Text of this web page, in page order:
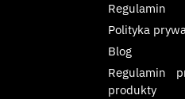
Regulamin
Polityka
Blog
Regulamin
produkty